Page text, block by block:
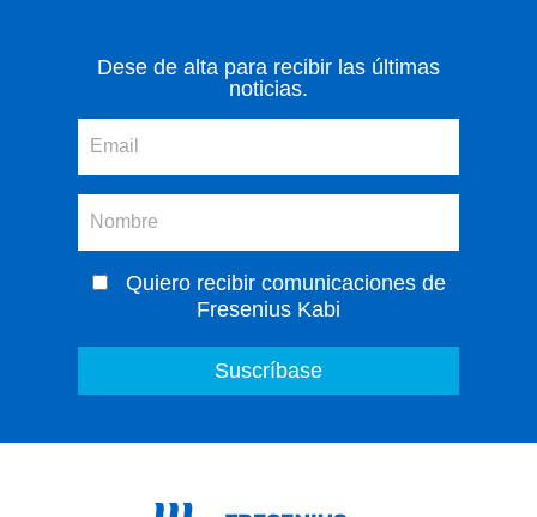
Dese de alta para recibir las últimas
noticias.
Quiero recibir comunicaciones de
Fresenius Kabi